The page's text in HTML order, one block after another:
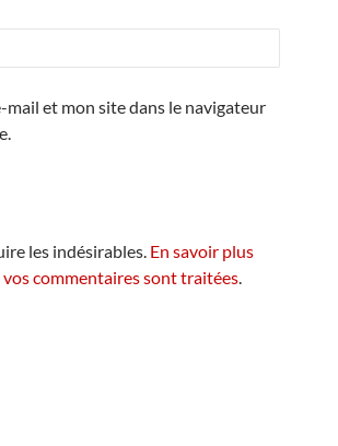
et mon site dans le navigateur
les indésirables. En savoir plus
commentaires sont traitées.